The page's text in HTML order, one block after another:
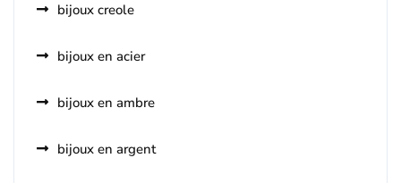
bijoux creole
bijoux en acier
bijoux en ambre
bijoux en argent